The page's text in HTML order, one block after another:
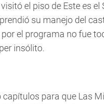
visitó el piso de Este es
su manejo del
el programa no fue
insólito.
para que Las